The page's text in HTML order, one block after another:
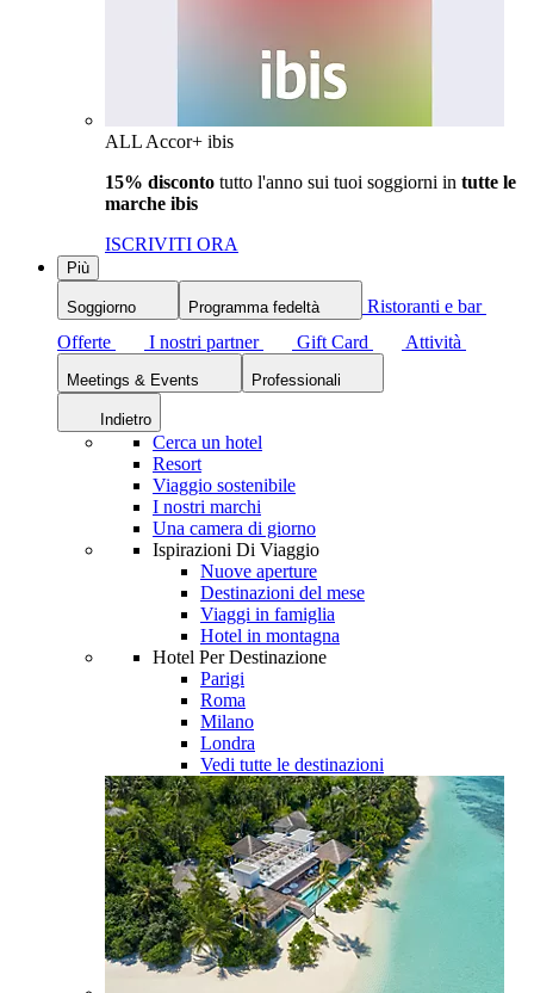
ALL Accor+ ibis
15% disconto tutto l'anno sui tuoi soggiorni in tutte le
marche ibis
ISCRIVITI ORA
Più
Soggiorno Programma fedeltà
Ristoranti e bar
Offerte
I nostri partner Gift Card Attività
Meetings & Events Professionali
Indietro
Cerca un hotel
Resort
Viaggio sostenibile
I nostri marchi
Una camera di giorno
Ispirazioni Di Viaggio
Nuove aperture
Destinazioni del mese
Viaggi in famiglia
Hotel in montagna
Hotel Per Destinazione
Parigi
Roma
Milano
Londra
Vedi tutte le destinazioni